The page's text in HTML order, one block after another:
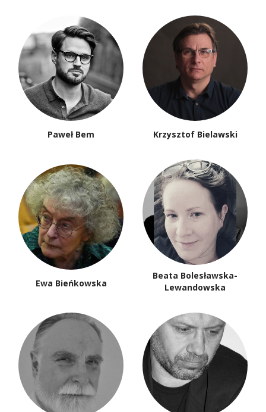
Paweł Bem Krzysztof Bielawski
Ewa Bieńkowska
Beata Bolesławska-
Lewandowska